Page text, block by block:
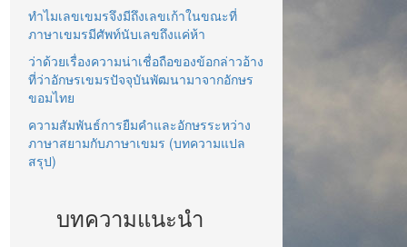
ทำไมเลขเขมรจึงมีถึงเลขเก้าในขณะที่
ภาษาเขมรมีศัพท์นับเลขถึงแค่ห้า
ว่าด้วยเรื่องความน่าเชื่อถือของข้อกล่าวอ้าง
ที่ว่าอักษรเขมรปัจจุบันพัฒนามาจากอักษร
ขอมไทย
ความสัมพันธ์การยืมคำและอักษรระหว่าง
ภาษาสยามกับภาษาเขมร (บทความแปล
สรุป)
บทความแนะนำ